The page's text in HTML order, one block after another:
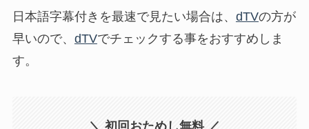
日本語字幕付きを最速で見たい場合は、 dTVの方が
早いので、 dTVでチェックする事をおすすめしま
す。